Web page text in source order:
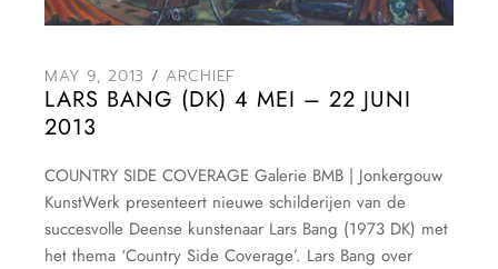
MAY 9, 2013 ARCHIEF
LARS BANG (DK) 4 MEI – 22 JUNI
2013
COUNTRY SIDE COVERAGE Galerie BMB | Jonkergouw
KunstWerk presenteert nieuwe schilderijen van de
succesvolle Deense kunstenaar Lars Bang (1973 DK) met
het thema ‘Country Side Coverage’. Lars Bang over